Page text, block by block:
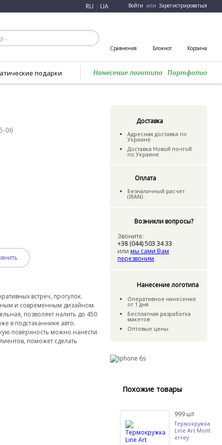
RU UA Войти или Зарегистрироваться
Сравнения Блокнот Корзина
подарки Нанесение логотипа Портфолио
06
встреч, прогулок.
и современным дизайном.
позволяет налить до 450
в подстаканнике авто.
поверхность можно нанести
поможет сделать
Доставка
Адресная доставка по
Украине
Доставка Новой почтой
по Украине
Оплата
Безналичный расчет
(IBAN)
Возникли вопросы?
Звоните:
+38 (044) 503 34 33
или мы сами Вам
перезвоним
Нанесение логотипа
Оперативное нанесение
от 1 дня
Бесплатная разработка
макетов
Оптовые цены
Похожие товары
999 шт
Термокружка
Line Art Mont
errey